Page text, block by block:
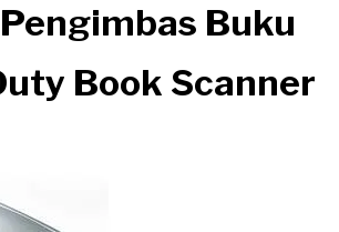
Buku
Book Scanner